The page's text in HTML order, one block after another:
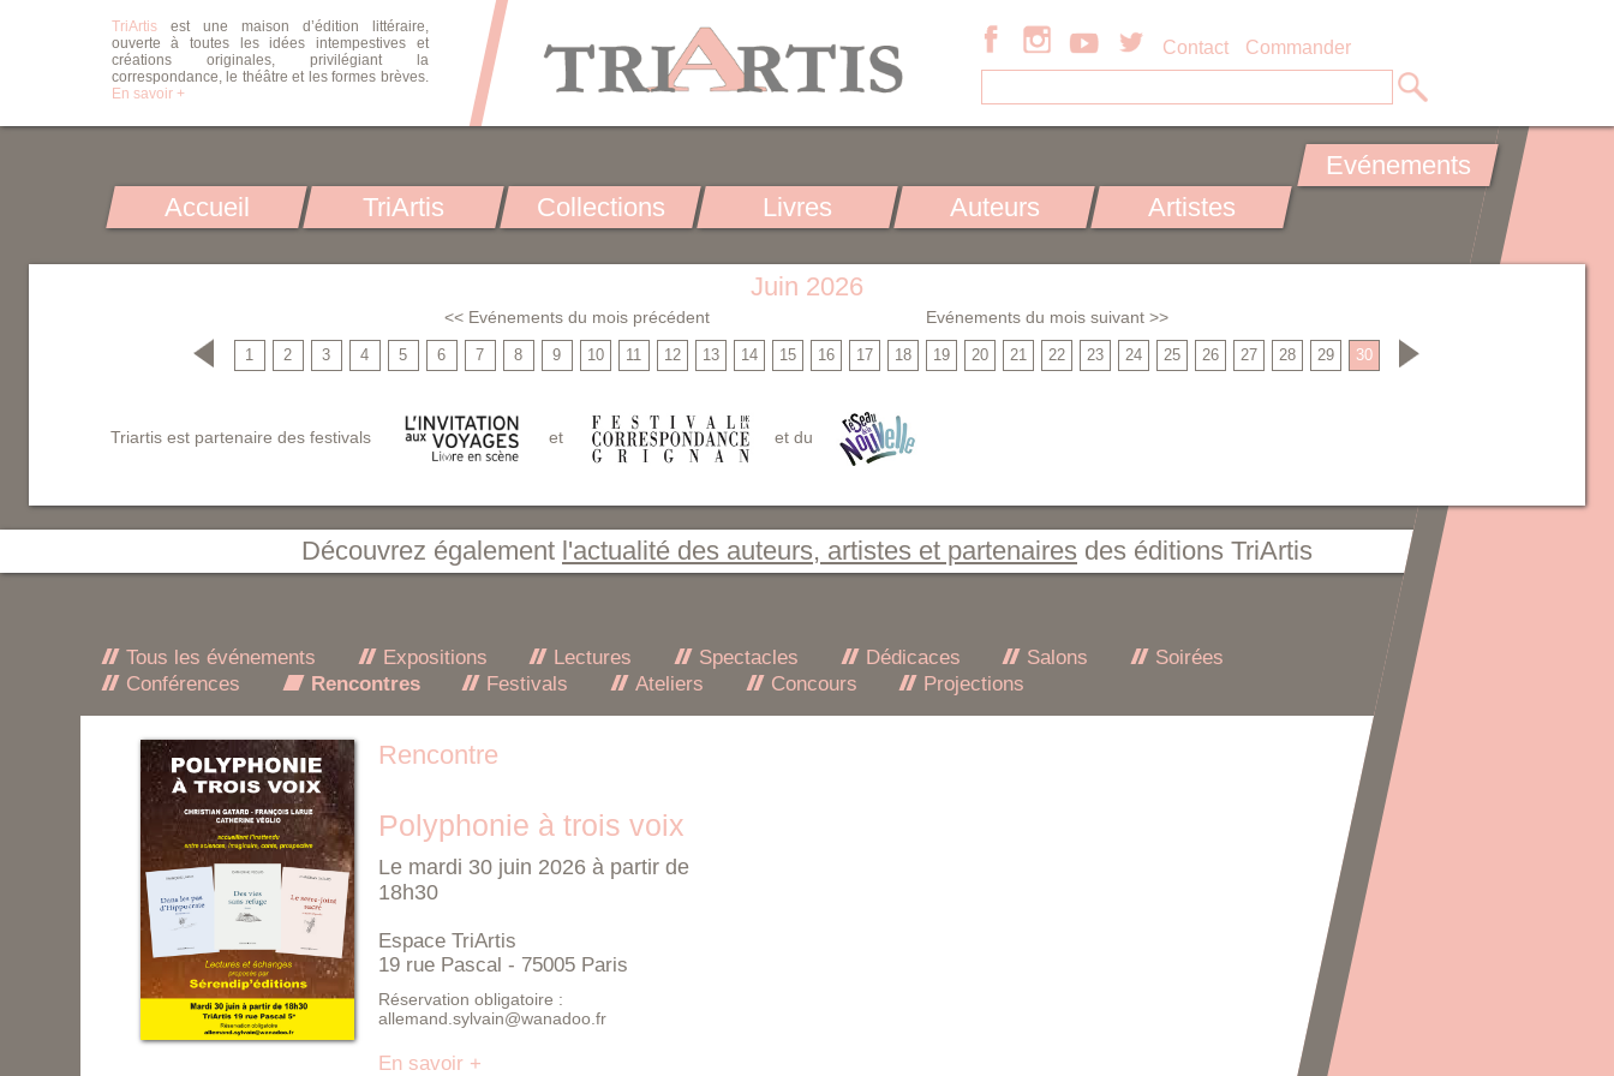
TriArtisest une maison d’édition littéraire,
ouverte à toutes les idées intempestives et
créations originales, privilégiant la
correspondance, le théâtre et les formes brèves.
En savoir +
Contact Commander
Accueil TriArtis Collections Livres Auteurs Artistes
Evénements
Juin 2026
<< Evénements du mois précédent Evénements du mois suivant >>
1 2 3 4 5 6 7 8 9 10 11 12 13 14 15 16 17 18 19 20 21 22 23 24 25 26 27 28 29 30
Triartis est partenaire des festivals et et du
Découvrez également l'actualité des auteurs, artistes et partenaires des éditions TriArtis
Tous les événements Expositions Lectures Spectacles Dédicaces Salons
Soirées
Conférences
Rencontres Festivals Ateliers Concours Projections
Rencontre
Polyphonie à trois voix
Le mardi 30 juin 2026 à partir de
18h30
Espace TriArtis
19 rue Pascal - 75005 Paris
Réservation obligatoire :
allemand.sylvain@wanadoo.fr
En savoir +